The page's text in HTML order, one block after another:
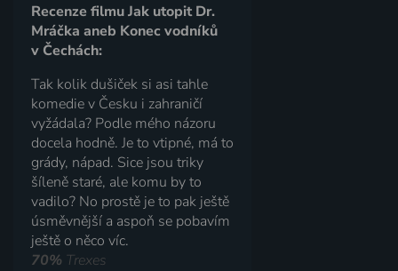
Recenze filmu Jak utopit Dr.
Mráčka aneb Konec vodníků
v Čechách:
Tak kolik dušiček si asi tahle
komedie v Česku i zahraničí
vyžádala? Podle mého názoru
docela hodně. Je to vtipné, má to
grády, nápad. Sice jsou triky
šíleně staré, ale komu by to
vadilo? No prostě je to pak ještě
úsměvnější a aspoň se pobavím
ještě o něco víc.
70% Trexes